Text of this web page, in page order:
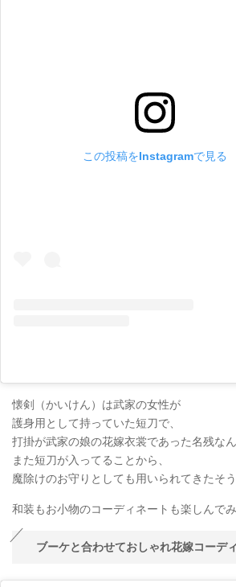
この投稿をInstagramで見る
懐剣（かいけん）は武家の女性が
護身用として持っていた短刀で、
打掛が武家の娘の花嫁衣裳であった名残なん
また短刀が入ってることから、
魔除けのお守りとしても用いられてきたそう
和装もお小物のコーディネートも楽しんで
ブーケと合わせておしゃれ花嫁コーデ